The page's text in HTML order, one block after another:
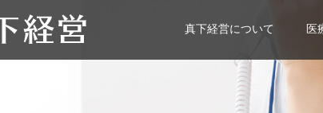
真下経営について 医